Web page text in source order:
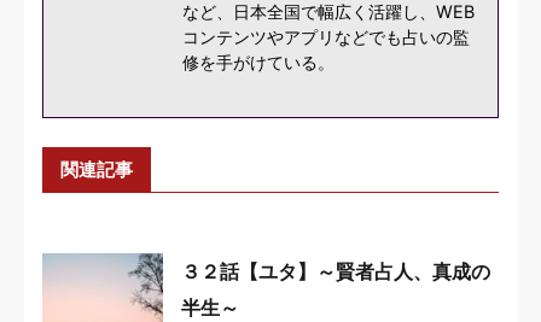
など、日本全国で幅広く活躍し、WEB
コンテンツやアプリなどでも占いの監
修を手がけている。
関連記事
３２話【ユタ】～賢者占人、真成の
半生～